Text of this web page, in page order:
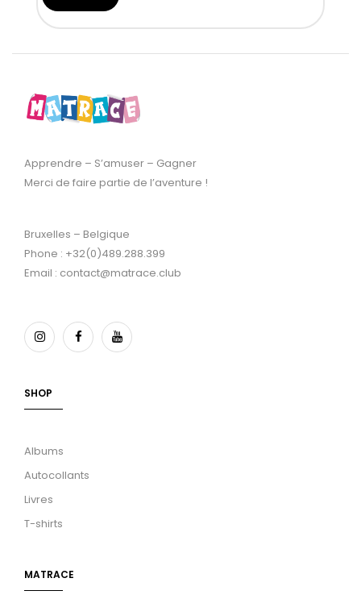
Apprendre – S’amuser – Gagner
Merci de faire partie de l’aventure !
Bruxelles – Belgique
Phone : +32(0)489.288.399
Email : contact@matrace.club
SHOP
Albums
Autocollants
Livres
T-shirts
MATRACE